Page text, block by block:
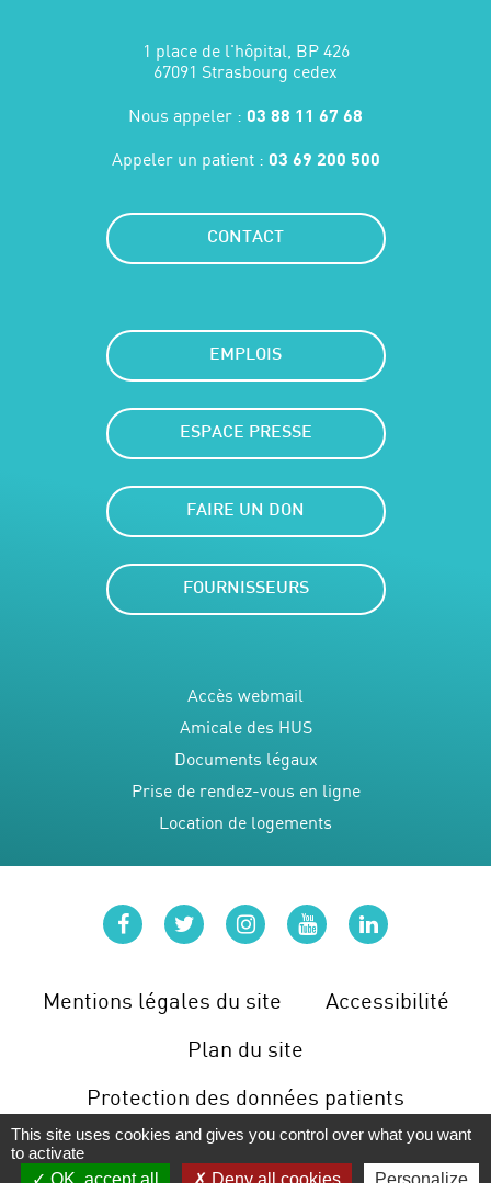
1 place de l'hôpital, BP 426
67091 Strasbourg cedex
Nous appeler : 03 88 11 67 68
Appeler un patient : 03 69 200 500
CONTACT
EMPLOIS
ESPACE PRESSE
FAIRE UN DON
FOURNISSEURS
Accès webmail
Amicale des HUS
Documents légaux
Prise de rendez-vous en ligne
Location de logements
Mentions légales du site
Accessibilité
Plan du site
Protection des données patients
Gérer les cookies
facebooktwitterinstagram
youtubelinkedin
This site uses cookies and gives you control over what you want
to activate
OK, accept all
Deny all cookies Personalize